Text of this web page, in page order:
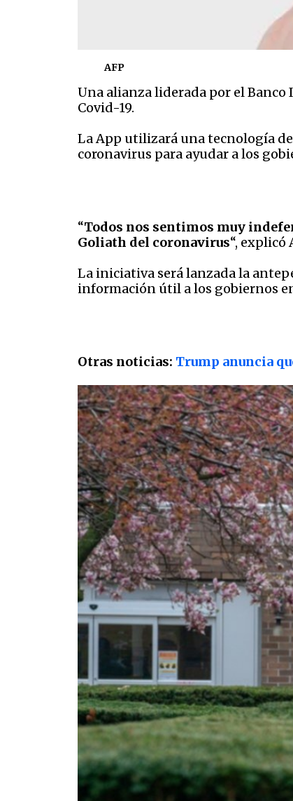
AFP
Una alianza liderada por el
Covid-19.
La App utilizará una tecnología
coronavirus para ayudar a los
“Todos nos sentimos muy
Goliath del coronavirus“,
La iniciativa será lanzada la
información útil a los gobiernos
Otras noticias: Trump anuncia